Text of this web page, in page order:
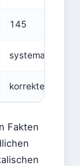
145
systematisch
korrekte
Fakten